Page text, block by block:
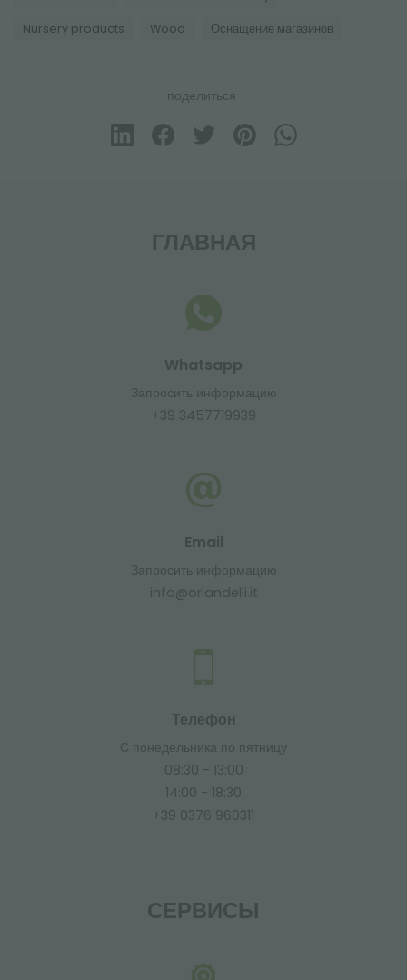
Nursery products Wood Оснащение магазинов
поделиться
ГЛАВНАЯ
Whatsapp
Запросить информацию
+39 3457719939
Email
Запросить информацию
info@orlandelli.it
Телефон
С понедельника по пятницу
08:30 - 13:00
14:00 - 18:30
+39 0376 960311
СЕРВИСЫ